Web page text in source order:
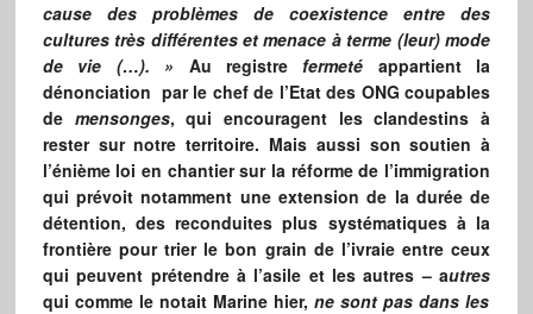
cause des problèmes de coexistence entre des
cultures très différentes et menace à terme (leur) mode
de vie (…). » Au registrefermeté appartient la
dénonciation par le chef de l’Etat des ONG coupables
demensonges, qui encouragent les clandestins à
rester sur notre territoire. Mais aussi son soutien à
l’énième loi en chantier sur la réforme de l’immigration
qui prévoit notamment une extension de la durée de
détention, des reconduites plus systématiques à la
frontière pour trier le bon grain de l’ivraie entre ceux
qui peuvent prétendre à l’asile et les autres – autres
qui comme le notait Marine hier,ne sont pas dans les